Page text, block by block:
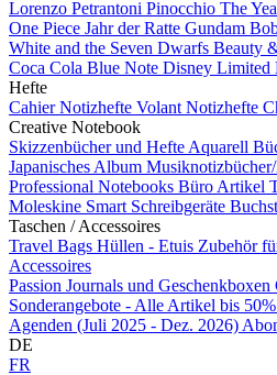
Lorenzo Petrantoni Pinocchio The
One Piece Jahr der Ratte Gundam
White and the Seven Dwarfs Beauty
Coca Cola Blue Note Disney Limited
Hefte
Cahier Notizhefte Volant Notizhefte
Creative Notebook
Skizzenbücher und Hefte Aquarell
Japanisches Album
Professional Notebooks Büro Artikel
Moleskine Smart Schreibgeräte
Taschen / Accessoires
Travel Bags Hüllen - Etuis Zubehör
Accessoires
Passion Journals und Geschenkboxen
Sonderangebote - Alle Artikel bis
Agenden (Juli 2025 - Dez. 2026)
DE
FR